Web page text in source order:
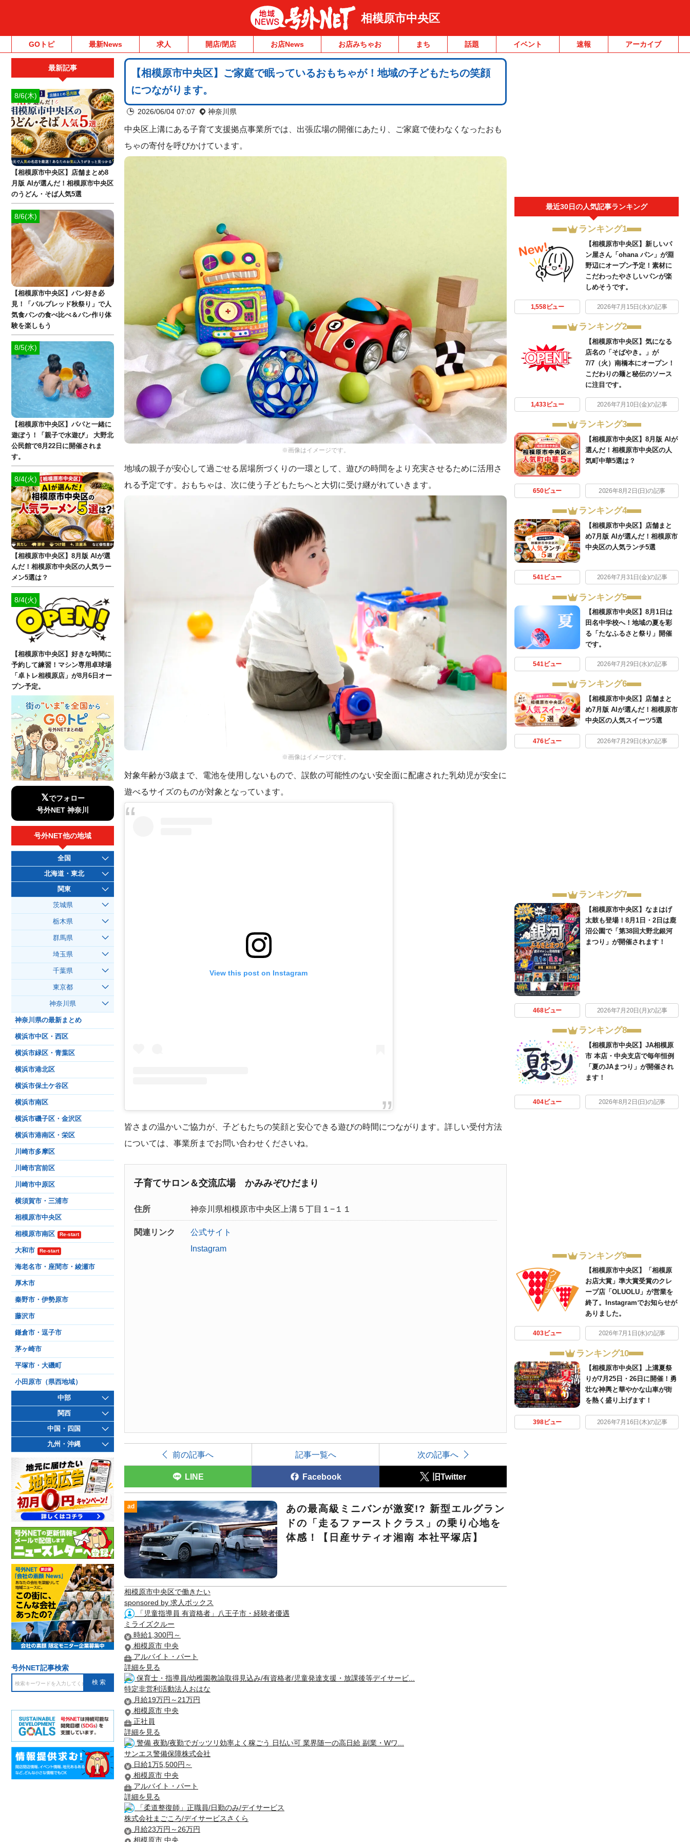
相模原市中央区
GOトピ 最新News 求人 開店/閉店 お店News お店みちゃお まち 話題 イベント 速報 アーカイブ
【相模原市中央区】ご家庭で眠っているおもちゃが！地域の子どもたちの笑顔
につながります。
2026/06/04 07:07 神奈川県
中央区上溝にある子育て支援拠点事業所では、出張広場の開催にあたり、ご家庭で使わなくなったおも
ちゃの寄付を呼びかけています。
※画像はイメージです。
地域の親子が安心して過ごせる居場所づくりの一環として、遊びの時間をより充実させるために活用さ
れる予定です。おもちゃは、次に使う子どもたちへと大切に受け継がれていきます。
※画像はイメージです。
対象年齢が3歳まで、電池を使用しないもので、誤飲の可能性のない安全面に配慮された乳幼児が安全に
遊べるサイズのものが対象となっています。
View this post on Instagram
皆さまの温かいご協力が、子どもたちの笑顔と安心できる遊びの時間につながります。詳しい受付方法
については、事業所までお問い合わせくださいね。
子育てサロン＆交流広場 かみみぞひだまり
住所 神奈川県相模原市中央区上溝５丁目１−１１
関連リンク
公式サイト
Instagram
前の記事へ 記事一覧へ 次の記事へ
LINE Facebook 旧Twitter
ad
あの最高級ミニバンが激変!? 新型エルグラン
ドの「走るファーストクラス」の乗り心地を
体感！【日産サティオ湘南 本社平塚店】
相模原市中央区で働きたい
sponsored by 求人ボックス
「児童指導員 有資格者」八王子市・経験者優遇
ミライズクルー
時給1,300円～
相模原市 中央
アルバイト・パート
詳細を見る
保育士・指導員/幼稚園教諭取得見込み/有資格者/児童発達支援・放課後等デイサービ...
特定非営利活動法人おはな
月給19万円～21万円
相模原市 中央
正社員
詳細を見る
警備 夜勤/夜勤でガッツリ効率よく稼ごう 日払い可 業界随一の高日給 副業・Wワ...
サンエス警備保障株式会社
日給1万5,500円～
相模原市 中央
アルバイト・パート
詳細を見る
「柔道整復師」正職員/日勤のみ/デイサービス
株式会社まごころ/デイサービスさくら
月給23万円～26万円
相模原市 中央
最近30日の人気記事ランキング
ランキング1
【相模原市中央区】新しいパ
ン屋さん「ohana パン」が淵
野辺にオープン予定！素材に
こだわったやさしいパンが楽
しめそうです。
1,558ビュー 2026年7月15日(水)の記事
ランキング2
【相模原市中央区】気になる
店名の「そばやき。」が
7/7（火）南橋本にオープン！
こだわりの麺と秘伝のソース
に注目です。
1,433ビュー 2026年7月10日(金)の記事
ランキング3
【相模原市中央区】8月版 AIが
選んだ！相模原市中央区の人
気町中華5選は？
650ビュー 2026年8月2日(日)の記事
ランキング4
【相模原市中央区】店舗まと
め7月版 AIが選んだ！相模原市
中央区の人気ランチ5選
541ビュー 2026年7月31日(金)の記事
ランキング5
【相模原市中央区】8月1日は
田名中学校へ！地域の夏を彩
る「たなふるさと祭り」開催
です。
541ビュー 2026年7月29日(水)の記事
ランキング6
【相模原市中央区】店舗まと
め7月版 AIが選んだ！相模原市
中央区の人気スイーツ5選
476ビュー 2026年7月29日(水)の記事
ランキング7
【相模原市中央区】なまはげ
太鼓も登場！8月1日・2日は鹿
沼公園で「第38回大野北銀河
まつり」が開催されます！
468ビュー 2026年7月20日(月)の記事
ランキング8
【相模原市中央区】JA相模原
市 本店・中央支店で毎年恒例
「夏のJAまつり」が開催され
ます！
404ビュー 2026年8月2日(日)の記事
ランキング9
【相模原市中央区】「相模原
お店大賞」準大賞受賞のクレ
ープ店「OLUOLU」が営業を
終了。Instagramでお知らせが
ありました。
403ビュー 2026年7月1日(水)の記事
ランキング10
【相模原市中央区】上溝夏祭
りが7月25日・26日に開催！勇
壮な神輿と華やかな山車が街
を熱く盛り上げます！
398ビュー 2026年7月16日(木)の記事
最新記事
8/6(木)
【相模原市中央区】店舗まとめ8
月版 AIが選んだ！相模原市中央区
のうどん・そば人気5選
8/6(木)
【相模原市中央区】パン好き必
見！「パルブレッド秋祭り」で人
気食パンの食べ比べ＆パン作り体
験を楽しもう
8/5(水)
【相模原市中央区】パパと一緒に
遊ぼう！「親子で水遊び」 大野北
公民館で8月22日に開催されま
す。
8/4(火)
【相模原市中央区】8月版 AIが選
んだ！相模原市中央区の人気ラー
メン5選は？
8/4(火)
【相模原市中央区】好きな時間に
予約して練習！マシン専用卓球場
「卓トレ相模原店」が8月6日オー
プン予定。
𝕏でフォロー
号外NET 神奈川
号外NET他の地域
全国
北海道・東北
関東
茨城県
栃木県
群馬県
埼玉県
千葉県
東京都
神奈川県
神奈川県の最新まとめ
横浜市中区・西区
横浜市緑区・青葉区
横浜市港北区
横浜市保土ケ谷区
横浜市南区
横浜市磯子区・金沢区
横浜市港南区・栄区
川崎市多摩区
川崎市宮前区
川崎市中原区
横須賀市・三浦市
相模原市中央区
相模原市南区 Re-start
大和市 Re-start
海老名市・座間市・綾瀬市
厚木市
秦野市・伊勢原市
藤沢市
鎌倉市・逗子市
茅ヶ崎市
平塚市・大磯町
小田原市（県西地域）
中部
関西
中国・四国
九州・沖縄
号外NET記事検索